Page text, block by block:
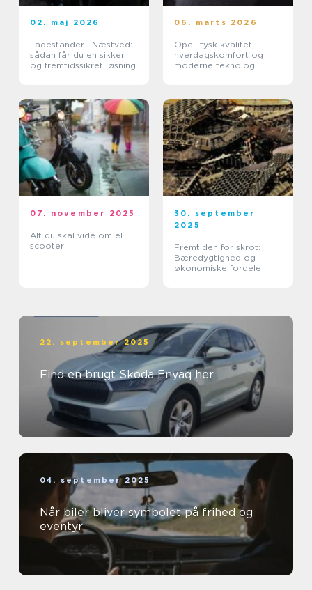
02. maj 2026
Ladestander i Næstved:
sådan får du en sikker
og fremtidssikret løsning
06. marts 2026
Opel: tysk kvalitet,
hverdagskomfort og
moderne teknologi
07. november 2025
Alt du skal vide om el
scooter
30. september
2025
Fremtiden for skrot:
Bæredygtighed og
økonomiske fordele
22. september 2025
Find en brugt Skoda Enyaq her
04. september 2025
Når biler bliver symbolet på frihed og
eventyr